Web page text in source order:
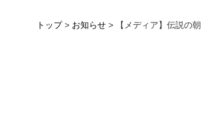
トップ> お知らせ > 【メディア】伝説の